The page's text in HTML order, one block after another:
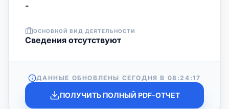
-
ОСНОВНОЙ ВИД ДЕЯТЕЛЬНОСТИ
Cведения отсутствуют
ДАННЫЕ ОБНОВЛЕНЫ СЕГОДНЯ В 08:24:17
ПОЛУЧИТЬ ПОЛНЫЙ PDF-ОТЧЕТ